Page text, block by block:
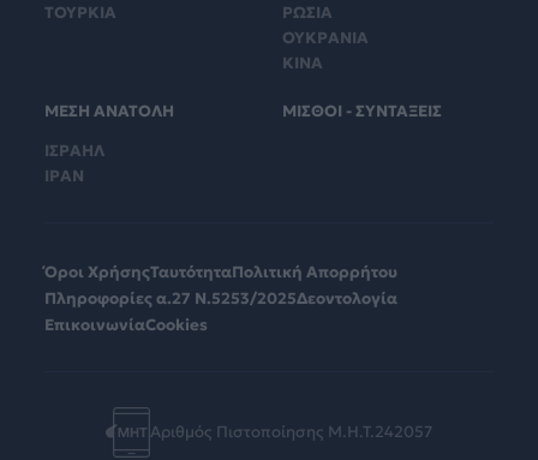
ΤΟΥΡΚΙΑ
ΡΩΣΙΑ
ΟΥΚΡΑΝΙΑ
ΚΙΝΑ
ΜΕΣΗ ΑΝΑΤΟΛΗ
ΙΣΡΑΗΛ
ΙΡΑΝ
ΜΙΣΘΟΙ - ΣΥΝΤΑΞΕΙΣ
Όροι ΧρήσηςΤαυτότηταΠολιτική Απορρήτου
Πληροφορίες α.27 Ν.5253/2025Δεοντολογία
ΕπικοινωνίαCookies
Αριθμός Πιστοποίησης Μ.Η.Τ.242057